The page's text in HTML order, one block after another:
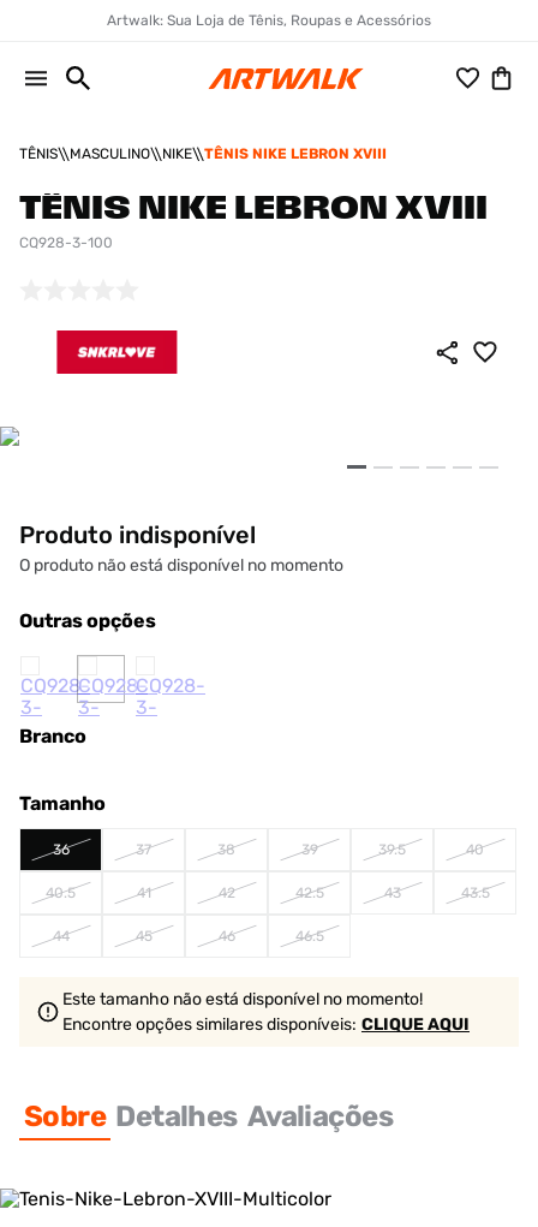
Artwalk: Sua Loja de Tênis, Roupas e Acessórios
TÊNIS MASCULINO NIKE TÊNIS NIKE LEBRON XVIII
TÊNIS NIKE LEBRON XVIII
CQ928-3-100
Produto indisponível
O produto não está disponível no momento
Outras opções
Branco
Tamanho
36 37 38 39 39.5 40
40.5 41 42 42.5 43 43.5
44 45 46 46.5
Este tamanho não está disponível no momento!
Encontre opções similaresdisponíveis: CLIQUE AQUI
Sobre Detalhes Avaliações